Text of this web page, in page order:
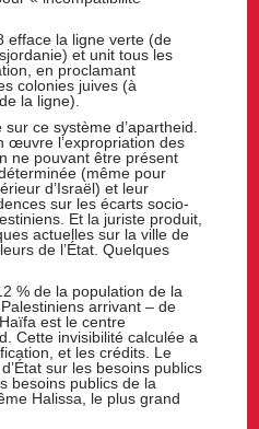
efface la ligne verte (de
et unit tous les
en proclamant
colonies juives (à
la ligne).
ce système d’apartheid.
œuvre l’expropriation des
ne pouvant être présent
(même pour
d’Israël) et leur
sur les écarts socio-
Et la juriste produit,
actuelles sur la ville de
de l’État. Quelques
% de la population de la
arrivant – de
est le centre
Cette invisibilité calculée a
et les crédits. Le
sur les besoins publics
besoins publics de la
Halissa, le plus grand